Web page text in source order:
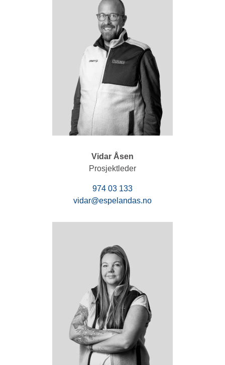
Vidar Åsen
Prosjektleder
974 03 133
vidar@espelandas.no